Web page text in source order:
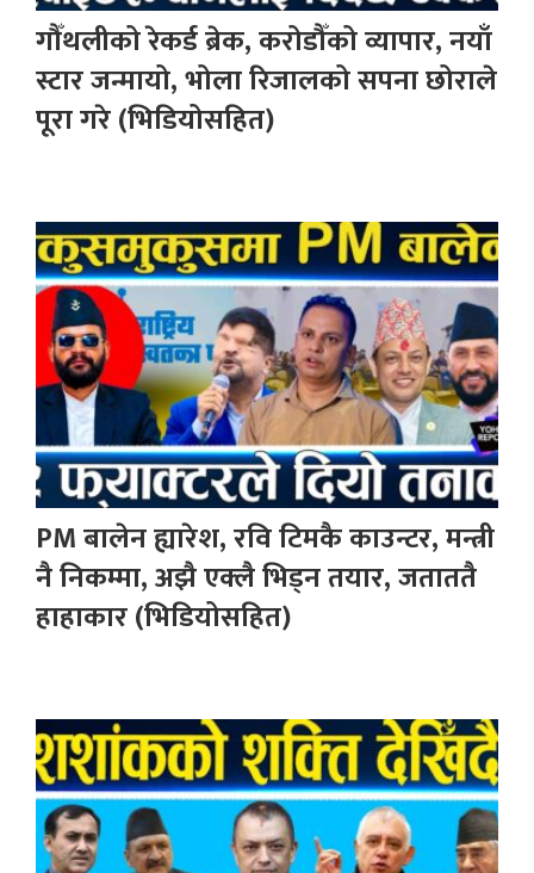
गौँथलीको रेकर्ड ब्रेक, करोडौँको व्यापार, नयाँ
स्टार जन्मायो, भोला रिजालको सपना छोराले
पूरा गरे (भिडियोसहित)
PM बालेन ह्यारेश, रवि टिमकै काउन्टर, मन्त्री
नै निकम्मा, अझै एक्लै भिड्न तयार, जताततै
हाहाकार (भिडियोसहित)